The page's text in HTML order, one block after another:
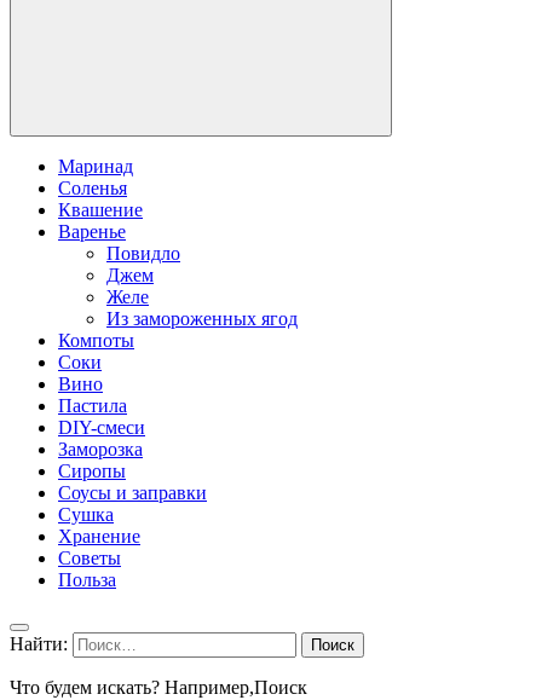
Маринад
Соленья
Квашение
Варенье
Повидло
Джем
Желе
Из замороженных ягод
Компоты
Соки
Вино
Пастила
DIY-смеси
Заморозка
Сиропы
Соусы и заправки
Сушка
Хранение
Советы
Польза
Найти:
Что будем искать? Например,Поиск